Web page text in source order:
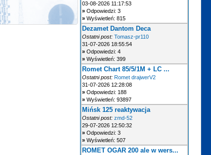
03-08-2026 11:17:53
»Odpowiedzi: 3
»Wyświetleń: 815
Dezamet Dantom Deca
Ostatni post: Tomasz-pr110
31-07-2026 18:55:54
»Odpowiedzi: 4
»Wyświetleń: 399
Romet Chart 85/5/1M + LC ...
Ostatni post: Romet drajwerV2
31-07-2026 12:28:08
»Odpowiedzi: 188
»Wyświetleń: 93897
Mińsk 125 reaktywacja
Ostatni post: zmd-52
29-07-2026 12:50:32
»Odpowiedzi: 3
»Wyświetleń: 507
ROMET OGAR 200 ale w wers...